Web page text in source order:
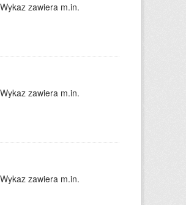
zawiera m.in.
zawiera m.in.
zawiera m.in.